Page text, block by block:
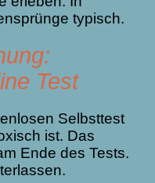
typisch.
Test
Selbsttest
ist. Das
Ende des Tests.